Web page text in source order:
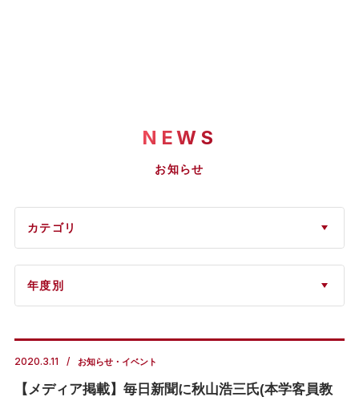
NEWS
お知らせ
2020.3.11 お知らせ・イベント
【メディア掲載】毎日新聞に秋山浩三氏(本学客員教
カテゴリ
年度別